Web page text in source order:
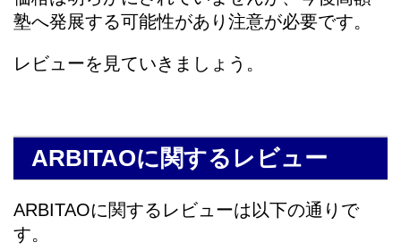
塾へ発展する可能性があり注意が必要です。
レビューを見ていきましょう。
ARBITAOに関するレビュー
ARBITAOに関するレビューは以下の通りで
す。